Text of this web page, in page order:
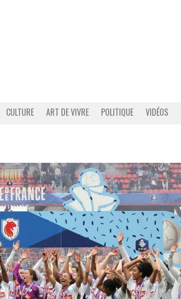
CULTURE ART DE VIVRE POLITIQUE VIDÉOS